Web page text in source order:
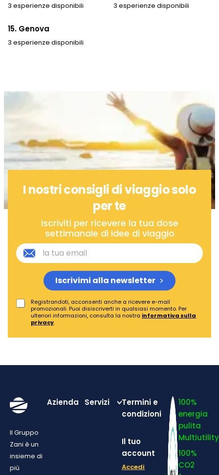
3 esperienze disponibili 3 esperienze disponibili
15. Genova
3 esperienze disponibili
I nostri consigli di viaggio solo
per te
Iscriviti per ricevere la tua dose
settimanale di idee di viaggio
Registrandoti, acconsenti anche a ricevere e-mail
promozionali. Puoi disiscriverti in qualsiasi momento. Per
ulteriori informazioni, consulta la nostra informativa sulla
privacy.
Iscrivimi alla newsletter
Il Gruppo
Zani è un
insieme di
più
Azienda Servizi
Termini e
condizioni
Il tuo
account
Accedi
100%
energia
pulita
Multiutility
100%
CO2